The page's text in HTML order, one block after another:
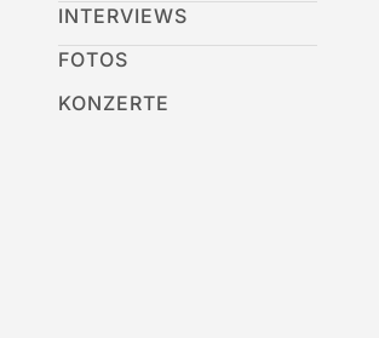
INTERVIEWS
FOTOS
KONZERTE